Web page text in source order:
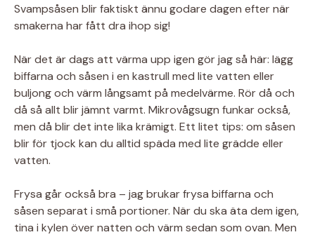
Svampsåsen blir faktiskt ännu godare dagen efter när
smakerna har fått dra ihop sig!
När det är dags att värma upp igen gör jag så här: lägg
biffarna och såsen i en kastrull med lite vatten eller
buljong och värm långsamt på medelvärme. Rör då och
då så allt blir jämnt varmt. Mikrovågsugn funkar också,
men då blir det inte lika krämigt. Ett litet tips: om såsen
blir för tjock kan du alltid späda med lite grädde eller
vatten.
Frysa går också bra – jag brukar frysa biffarna och
såsen separat i små portioner. När du ska äta dem igen,
tina i kylen över natten och värm sedan som ovan. Men